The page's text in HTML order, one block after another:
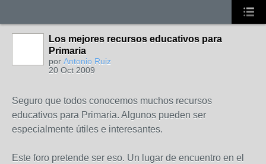
Los mejores recursos educativos para
Primaria
por Antonio Ruiz
20 Oct 2009
Seguro que todos conocemos muchos recursos
educativos para Primaria. Algunos pueden ser
especialmente útiles e interesantes.
Este foro pretende ser eso. Un lugar de encuentro en el